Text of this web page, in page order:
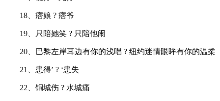
18、痞娘 ? 痞爷
19、只陪她笑 ? 只陪他闹
20、巴黎左岸耳边有你的浅唱 ? 纽约迷情眼眸有你的温柔
21、患得’ ? ‘患失
22、铜城伤 ? 水城痛